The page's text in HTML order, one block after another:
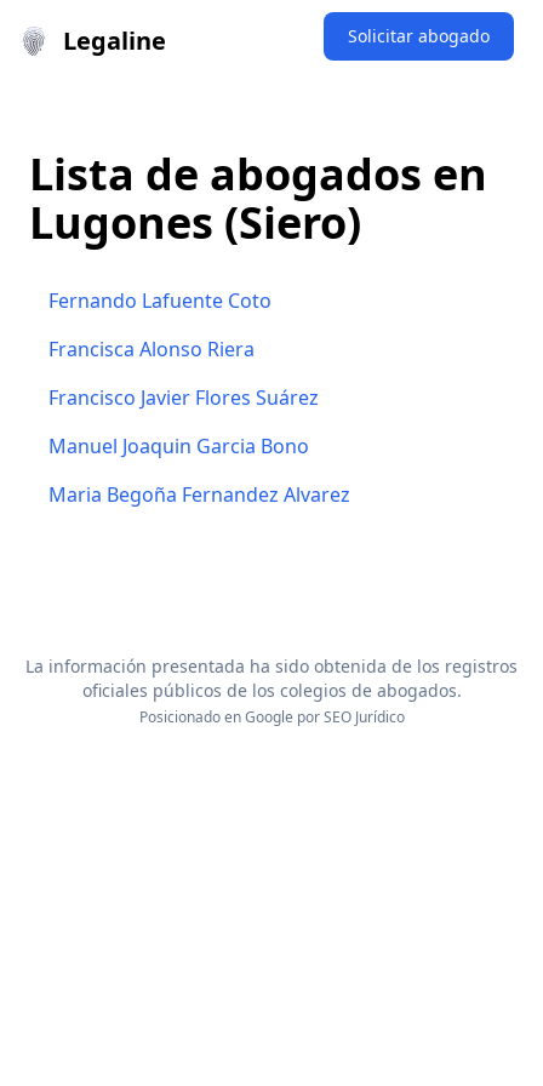
Legaline Solicitar abogado
Lista de abogados en
Lugones (Siero)
Fernando Lafuente Coto
Francisca Alonso Riera
Francisco Javier Flores Suárez
Manuel Joaquin Garcia Bono
Maria Begoña Fernandez Alvarez
La información presentada ha sido obtenida de los registros
oficiales públicos de los colegios de abogados.
Posicionado en Google porSEO Jurídico